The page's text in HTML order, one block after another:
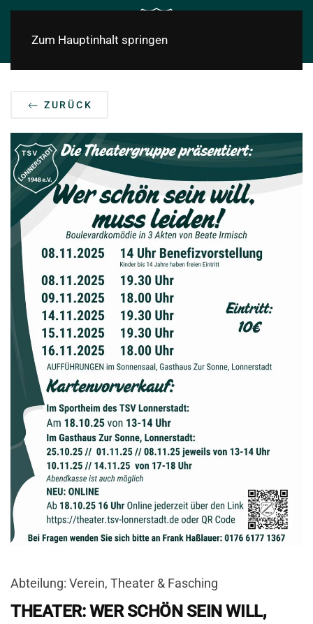
Zum Hauptinhalt springen
ZURÜCK
Abteilung: Verein, Theater & Fasching
THEATER: WER SCHÖN SEIN WILL,